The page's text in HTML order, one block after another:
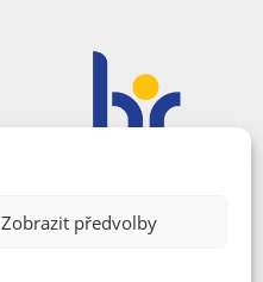
Zobrazit předvolby